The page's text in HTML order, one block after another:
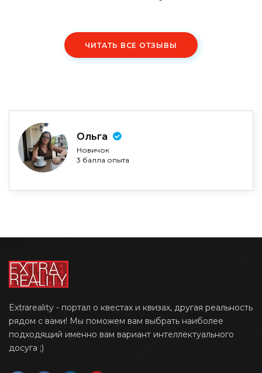
ЧИТАТЬ ВСЕ ОТЗЫВЫ
Ольга
Новичок
3 балла опыта
Extrareality - портал о квестах и квизах, другая реальность
рядом с вами! Мы поможем вам выбрать наиболее
подходящий именно вам вариант интеллектуального
досуга ;)